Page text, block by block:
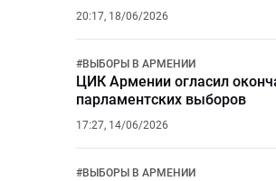
20:17, 18/06/2026
#ВЫБОРЫ В АРМЕНИИ
ЦИК Армении огласил
парламентских выборов
17:27, 14/06/2026
#ВЫБОРЫ В АРМЕНИИ